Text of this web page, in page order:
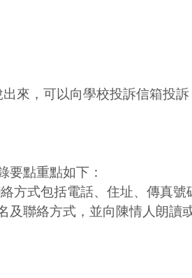
來，可以向學校投訴信箱投訴
要點重點如下：
式包括電話、住址、傳真號
聯絡方式，並向陳情人朗讀